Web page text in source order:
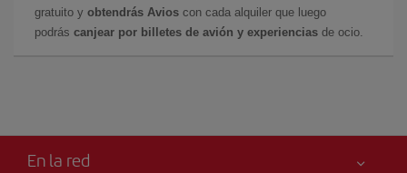
gratuito y obtendrás Avios con cada alquiler que luego
podrás canjear por billetes de avión y experiencias de ocio.
En la red